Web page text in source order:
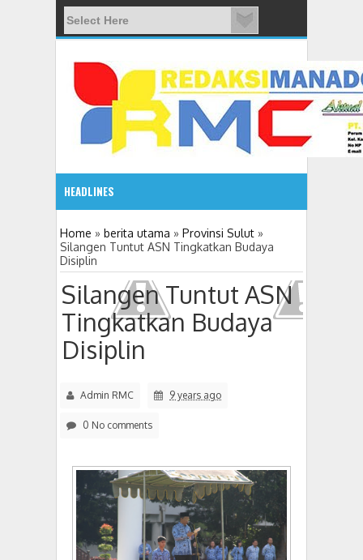
HEADLINES
08:03 AM
ADVETORIAL JONRU GANTIKAN MONO PIMPIN DPRD
Home » berita utama » Provinsi Sulut »
Silangen Tuntut ASN Tingkatkan Budaya
Disiplin
Silangen Tuntut ASN
Tingkatkan Budaya
Disiplin
Admin RMC 9 years ago
0 No comments